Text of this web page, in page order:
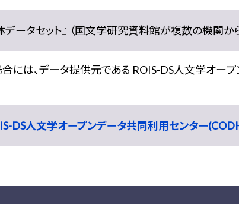
データセット』 （国文学研究資料館が複数の機関
には、データ提供元である ROIS-DS人文学オー
DS人文学オープンデータ共同利用センター